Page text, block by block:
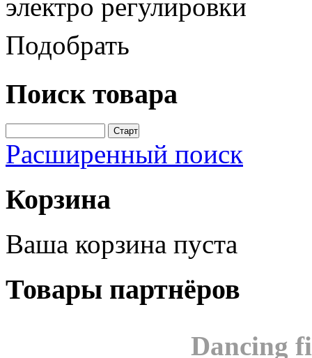
электро регулировки
Подобрать
Поиск товара
Расширенный поиск
Корзина
Ваша корзина пуста
Товары партнёров
Dancing